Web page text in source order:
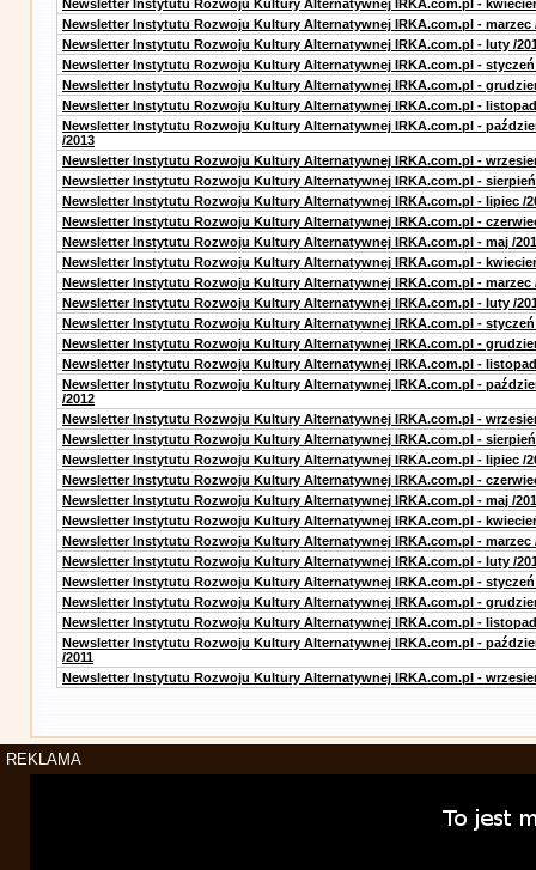
Newsletter Instytutu Rozwoju Kultury Alternatywnej IRKA.com.pl -
Newsletter Instytutu Rozwoju Kultury Alternatywnej IRKA.com.pl - marzec
Newsletter Instytutu Rozwoju Kultury Alternatywnej IRKA.com.pl - luty /
Newsletter Instytutu Rozwoju Kultury Alternatywnej IRKA.com.pl - styczeń
Newsletter Instytutu Rozwoju Kultury Alternatywnej IRKA.com.pl -
Newsletter Instytutu Rozwoju Kultury Alternatywnej IRKA.com.pl - listopad
Newsletter Instytutu Rozwoju Kultury Alternatywnej IRKA.com.pl -
/2013
Newsletter Instytutu Rozwoju Kultury Alternatywnej IRKA.com.pl -
Newsletter Instytutu Rozwoju Kultury Alternatywnej IRKA.com.pl - sierpień
Newsletter Instytutu Rozwoju Kultury Alternatywnej IRKA.com.pl - lipiec /
Newsletter Instytutu Rozwoju Kultury Alternatywnej IRKA.com.pl -
Newsletter Instytutu Rozwoju Kultury Alternatywnej IRKA.com.pl - maj /
Newsletter Instytutu Rozwoju Kultury Alternatywnej IRKA.com.pl -
Newsletter Instytutu Rozwoju Kultury Alternatywnej IRKA.com.pl - marzec
Newsletter Instytutu Rozwoju Kultury Alternatywnej IRKA.com.pl - luty /
Newsletter Instytutu Rozwoju Kultury Alternatywnej IRKA.com.pl - styczeń
Newsletter Instytutu Rozwoju Kultury Alternatywnej IRKA.com.pl -
Newsletter Instytutu Rozwoju Kultury Alternatywnej IRKA.com.pl - listopad
Newsletter Instytutu Rozwoju Kultury Alternatywnej IRKA.com.pl -
/2012
Newsletter Instytutu Rozwoju Kultury Alternatywnej IRKA.com.pl -
Newsletter Instytutu Rozwoju Kultury Alternatywnej IRKA.com.pl - sierpień
Newsletter Instytutu Rozwoju Kultury Alternatywnej IRKA.com.pl - lipiec /
Newsletter Instytutu Rozwoju Kultury Alternatywnej IRKA.com.pl -
Newsletter Instytutu Rozwoju Kultury Alternatywnej IRKA.com.pl - maj /
Newsletter Instytutu Rozwoju Kultury Alternatywnej IRKA.com.pl -
Newsletter Instytutu Rozwoju Kultury Alternatywnej IRKA.com.pl - marzec
Newsletter Instytutu Rozwoju Kultury Alternatywnej IRKA.com.pl - luty /
Newsletter Instytutu Rozwoju Kultury Alternatywnej IRKA.com.pl - styczeń
Newsletter Instytutu Rozwoju Kultury Alternatywnej IRKA.com.pl -
Newsletter Instytutu Rozwoju Kultury Alternatywnej IRKA.com.pl - listopad
Newsletter Instytutu Rozwoju Kultury Alternatywnej IRKA.com.pl -
/2011
Newsletter Instytutu Rozwoju Kultury Alternatywnej IRKA.com.pl -
REKLAMA